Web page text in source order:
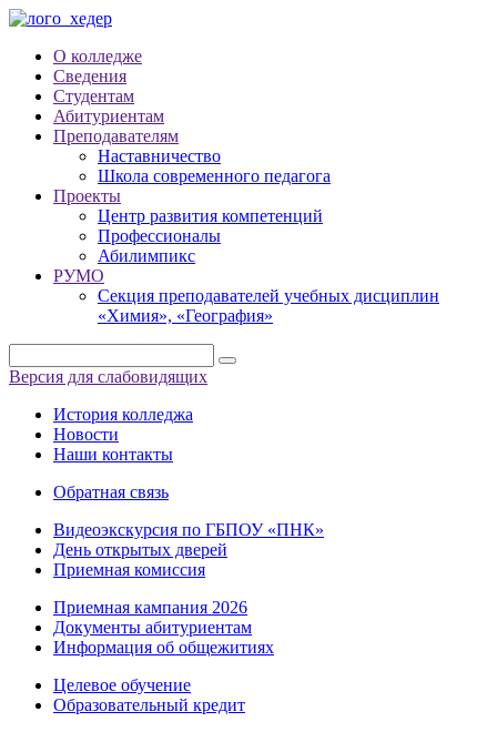
О колледже
Сведения
Студентам
Абитуриентам
Преподавателям
Наставничество
Школа современного педагога
Проекты
Центр развития компетенций
Профессионалы
Абилимпикс
РУМО
Секция преподавателей учебных дисциплин
«Химия», «География»
Версия для слабовидящих
История колледжа
Новости
Наши контакты
Обратная связь
Видеоэкскурсия по ГБПОУ «ПНК»
День открытых дверей
Приемная комиссия
Приемная кампания 2026
Дoкументы абитуриентам
Информация об общежитиях
Целевое обучение
Образовательный кредит